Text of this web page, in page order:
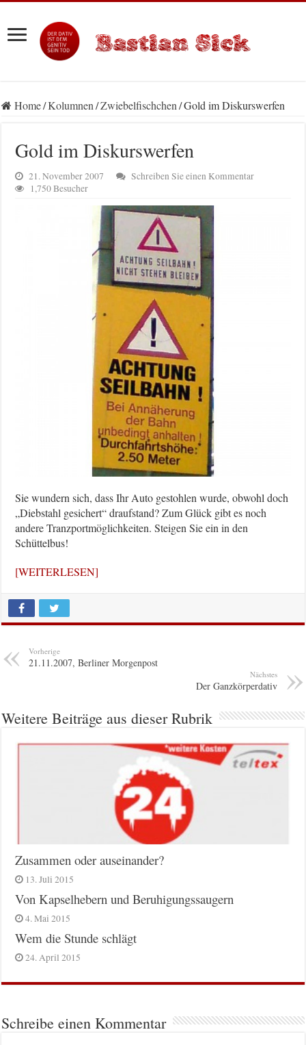
Home/Kolumnen/Zwiebelfischchen/Gold im Diskurswerfen
Gold im Diskurswerfen
21. November 2007
Schreiben Sie einen Kommentar
1,750 Besucher
Sie wundern sich, dass Ihr Auto gestohlen wurde, obwohl doch
„Diebstahl gesichert“ draufstand? Zum Glück gibt es noch
andere Tranzportmöglichkeiten. Steigen Sie ein in den
Schüttelbus!
[WEITERLESEN]
Vorherige
21.11.2007, Berliner Morgenpost
Nächstes
Der Ganzkörperdativ
Weitere Beiträge aus dieser Rubrik
Zusammen oder auseinander?
13. Juli 2015
Von Kapselhebern und Beruhigungssaugern
4. Mai 2015
Wem die Stunde schlägt
24. April 2015
Schreibe einen Kommentar